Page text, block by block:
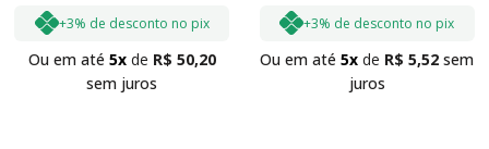
+3% de desconto no pix
Ou em até 5 R$ 50,20
sem juros
+3% de desconto no pix
Ou em até5 R$ 5,52 sem
juros